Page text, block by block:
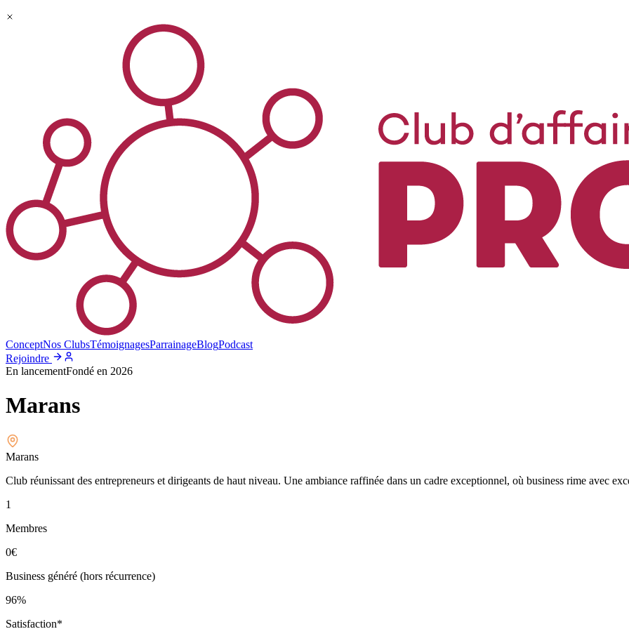
ConceptNos ClubsTémoignagesParrainageBlogPodcast
Rejoindre
En lancementFondé en 2026
Marans
Marans
Club réunissant des entrepreneurs et dirigeants de haut niveau. Une ambiance raffinée dans un cadre exceptionnel, où business rime avec
1
Membres
0€
Business généré (hors récurrence)
96%
Satisfaction*